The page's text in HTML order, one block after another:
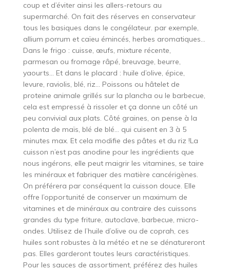
coup et d’éviter ainsi les allers-retours au
supermarché. On fait des réserves en conservateur
tous les basiques dans le congélateur. par exemple,
allium porrum et caïeu émincés, herbes aromatiques…
Dans le frigo : cuisse, œufs, mixture récente,
parmesan ou fromage râpé, breuvage, beurre,
yaourts… Et dans le placard : huile d’olive, épice,
levure, raviolis, blé, riz… Poissons ou hâtelet de
proteine animale grillés sur la plancha ou le barbecue,
cela est empressé à rissoler et ça donne un côté un
peu convivial aux plats. Côté graines, on pense à la
polenta de maïs, blé de blé… qui cuisent en 3 à 5
minutes max. Et cela modifie des pâtes et du riz !La
cuisson n’est pas anodine pour les ingrédients que
nous ingérons, elle peut maigrir les vitamines, se taire
les minéraux et fabriquer des matière cancérigènes.
On préférera par conséquent la cuisson douce. Elle
offre l’opportunité de conserver un maximum de
vitamines et de minéraux au contraire des cuissons
grandes du type friture, autoclave, barbecue, micro-
ondes. Utilisez de l’huile d’olive ou de coprah, ces
huiles sont robustes à la météo et ne se dénatureront
pas. Elles garderont toutes leurs caractéristiques.
Pour les sauces de assortiment, préférez des huiles